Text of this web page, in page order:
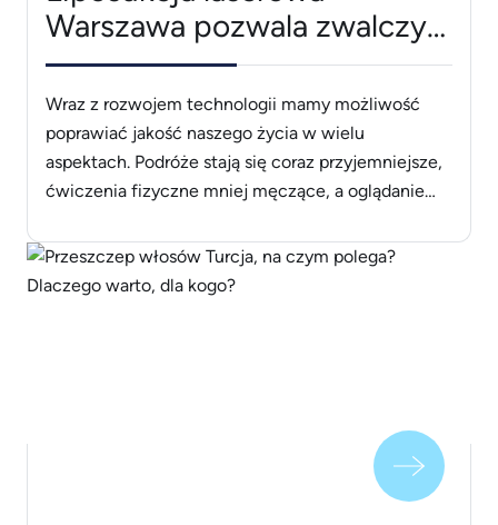
Warszawa pozwala zwalczyć
nadmiar tkanki tłuszczowej
Wraz z rozwojem technologii mamy możliwość
poprawiać jakość naszego życia w wielu
aspektach. Podróże stają się coraz przyjemniejsze,
ćwiczenia fizyczne mniej męczące, a oglądanie
kiedykolwiek. Technologia wpływa również na
intensywny rozwój medycyny i to dzięki niej